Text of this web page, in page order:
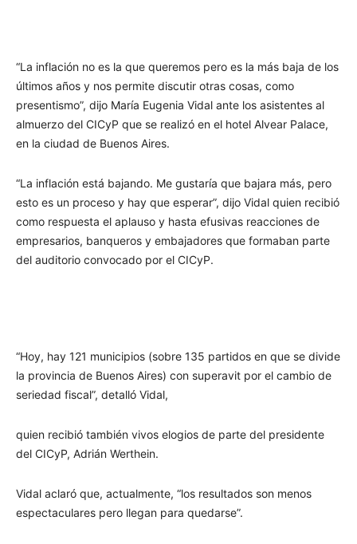
“La inflación no es la que queremos pero es la más baja de los
últimos años y nos permite discutir otras cosas, como
presentismo”, dijo María Eugenia Vidal ante los asistentes al
almuerzo del CICyP que se realizó en el hotel Alvear Palace,
en la ciudad de Buenos Aires.
“La inflación está bajando. Me gustaría que bajara más, pero
esto es un proceso y hay que esperar”, dijo Vidal quien recibió
como respuesta el aplauso y hasta efusivas reacciones de
empresarios, banqueros y embajadores que formaban parte
del auditorio convocado por el CICyP.
“Hoy, hay 121 municipios (sobre 135 partidos en que se divide
la provincia de Buenos Aires) con superavit por el cambio de
seriedad fiscal”, detalló Vidal,
quien recibió también vivos elogios de parte del presidente
del CICyP, Adrián Werthein.
Vidal aclaró que, actualmente, “los resultados son menos
espectaculares pero llegan para quedarse”.